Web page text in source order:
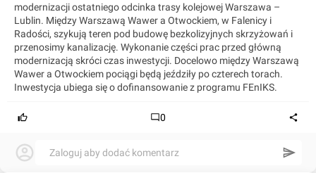
modernizacji ostatniego odcinka trasy kolejowej Warszawa –
Lublin. Między Warszawą Wawer a Otwockiem, w Falenicy i
Radości, szykują teren pod budowę bezkolizyjnych skrzyżowań i
przenosimy kanalizację. Wykonanie części prac przed główną
modernizacją skróci czas inwestycji. Docelowo między Warszawą
Wawer a Otwockiem pociągi będą jeździły po czterech torach.
Inwestycja ubiega się o dofinansowanie z programu FEnIKS.
0
Zaloguj aby dodać komentarz